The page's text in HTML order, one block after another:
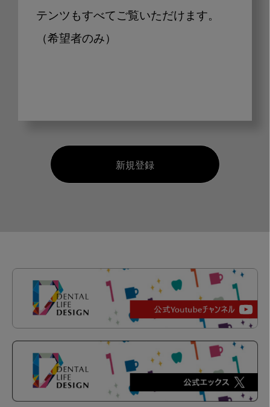
テンツもすべてご覧いただけます。
（希望者のみ）
新規登録